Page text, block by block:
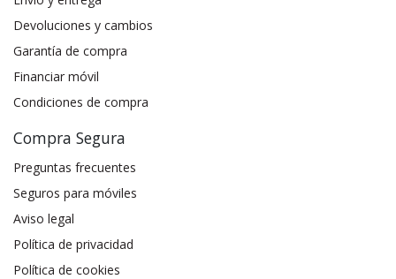
Devoluciones y cambios
Garantía de compra
Financiar móvil
Condiciones de compra
Compra Segura
Preguntas frecuentes
Seguros para móviles
Aviso legal
Política de privacidad
Política de cookies